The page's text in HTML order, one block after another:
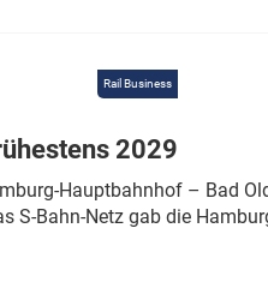
Rail Business
2029
Hauptbahnhof – Bad
S-Bahn-Netz gab die